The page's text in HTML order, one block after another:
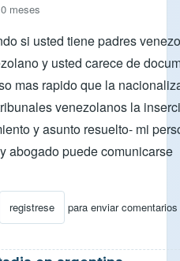
meses
si usted tiene padres
y usted carece de
mas rapido que la
venezolanos la
y asunto resuelto- mi
abogado puede comunicarse
registrese para enviar comentarios
Cedula venezolanaporufano